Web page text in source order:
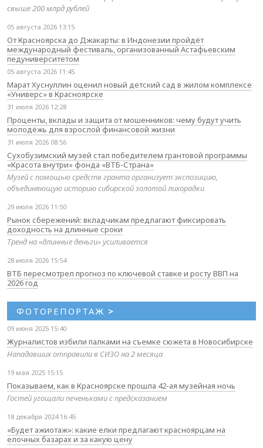
свыше 200 млрд рублей
05 августа 2026 13:15
От Красноярска до Джакарты: в Индонезии пройдёт
международный фестиваль, организованный Астафьевским
педуниверситетом
05 августа 2026 11:45
Марат Хуснуллин оценил новый детский сад в жилом комплексе
«Универс» в Красноярске
31 июля 2026 12:28
Проценты, вклады и защита от мошенников: чему будут учить
молодёжь для взрослой финансовой жизни
31 июля 2026 08:56
Сухобузимский музей стал победителем грантовой программы
«Красота внутри» фонда «ВТБ-Страна»
Музей с помощью средств гранта организует экспозицию,
объединяющую историю сибирской золотой лихорадки
29 июля 2026 11:50
Рынок сбережений: вкладчикам предлагают фиксировать
доходность на длинные сроки
Тренд на «длинные деньги» усиливается
28 июля 2026 15:54
ВТБ пересмотрел прогноз по ключевой ставке и росту ВВП на
2026 год
ФОТОРЕПОРТАЖ >
09 июня 2025 15:40
Журналистов избили палками на съемке сюжета в Новосибирске
Нападавших отправили в СИЗО на 2 месяца
19 мая 2025 15:15
Показываем, как в Красноярске прошла 42-ая музейная ночь
Гостей угощали печеньками с предсказанием
18 декабря 2024 16:45
«Будет ажиотаж»: какие елки предлагают красноярцам на
елочных базарах и за какую цену